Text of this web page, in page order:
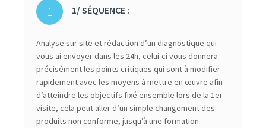
1/ SÉQUENCE :
Analyse sur site et rédaction d’un diagnostique qui
vous ai envoyer dans les 24h, celui-ci vous donnera
précisément les points critiques qui sont à modifier
rapidement avec les moyens à mettre en œuvre afin
d’atteindre les objectifs fixé ensemble lors de la 1er
visite, cela peut aller d’un simple changement des
produits non conforme, jusqu’à une formation